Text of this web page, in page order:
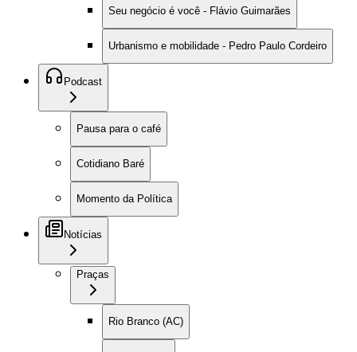
Seu negócio é você - Flávio Guimarães
Urbanismo e mobilidade - Pedro Paulo Cordeiro
Podcast
Pausa para o café
Cotidiano Baré
Momento da Política
Notícias
Praças
Rio Branco (AC)